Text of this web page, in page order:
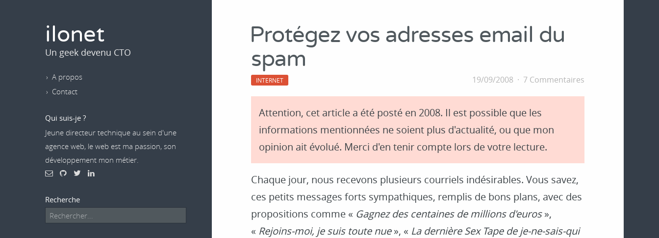
Protégez vos adresses email du
spam
INTERNET 19/09/2008 7 Commentaires
Attention, cet article a été posté en 2008. Il est possible que les
informations mentionnées ne soient plus d'actualité, ou que mon
opinion ait évolué. Merci d'en tenir compte lors de votre lecture.
Chaque jour, nous recevons plusieurs courriels indésirables. Vous savez,
ces petits messages forts sympathiques, remplis de bons plans, avec des
propositions comme « Gagnez des centaines de millions d'euros»,
« Rejoins-moi, je suis toute nue», « La dernière Sex Tape de je-ne-sais-qui
ilonet
Un geek devenu CTO
A propos
Contact
Qui suis-je ?
Jeune directeur technique au sein d'une
agence web, le web est ma passion, son
développement mon métier.
Recherche